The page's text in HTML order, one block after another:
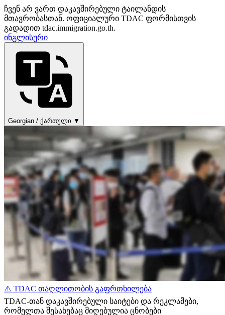
ჩვენ არ ვართ დაკავშირებული ტაილანდის
მთავრობასთან. ოფიციალური TDAC ფორმისთვის
გადადით tdac.immigration.go.th.
ინგლისური
Georgian / ქართული ▼
⚠️ TDAC თაღლითობის გაფრთხილება
TDAC-თან დაკავშირებული საიტები და რეკლამები,
რომელთა შესახებაც მიღებულია ცნობები